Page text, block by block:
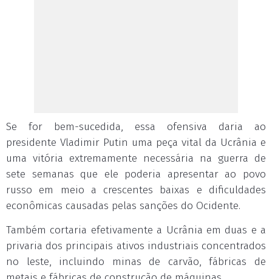
Se for bem-sucedida, essa ofensiva daria ao
presidente Vladimir Putin uma peça vital da Ucrânia e
uma vitória extremamente necessária na guerra de
sete semanas que ele poderia apresentar ao povo
russo em meio a crescentes baixas e dificuldades
econômicas causadas pelas sanções do Ocidente.
Também cortaria efetivamente a Ucrânia em duas e a
privaria dos principais ativos industriais concentrados
no leste, incluindo minas de carvão, fábricas de